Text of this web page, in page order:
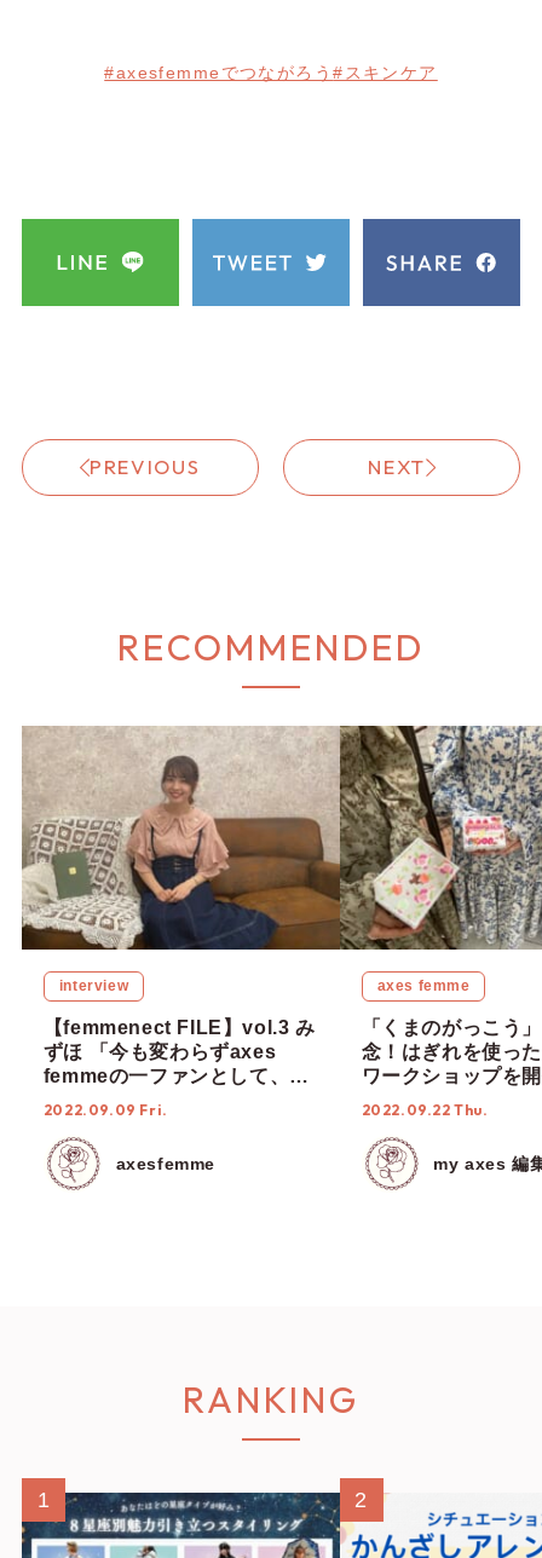
#axesfemmeでつながろう#スキンケア
PREVIOUS NEXT
RECOMMENDED
interview
【femmenect FILE】vol.3 み
ずほ 「今も変わらずaxes
femmeの一ファンとして、魅
力を届けていきたい」
2022.09.09 Fri.
axesfemme
axes femme
「くまのがっこう
念！はぎれを使っ
ワークショップを
た♡【9月18日(日)
2022.09.22 Thu.
my axes 編
RANKING
1 2